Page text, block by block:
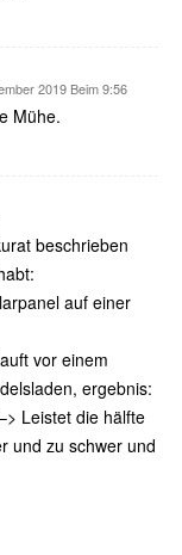
2019 Beim 9:56
Mühe.
beschrieben
auf einer
vor einem
ergebnis:
Leistet die hälfte
und zu schwer und